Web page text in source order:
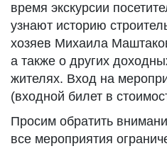
время экскурсии
узнают историю
хозяев Михаила
а также о других
жителях. Вход на
(входной билет в
Просим обратить
все мероприятия